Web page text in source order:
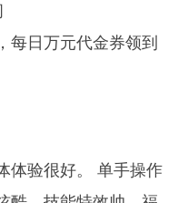
每日万元代金券领到
体验很好。 单手操作